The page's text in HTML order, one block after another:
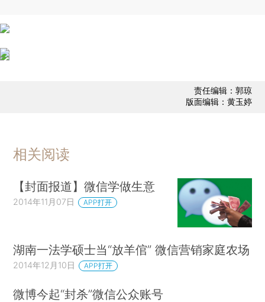
责任编辑：郭琼
版面编辑：黄玉婷
相关阅读
【封面报道】微信学做生意
2014年11月07日 APP打开
湖南一法学硕士当“放羊倌” 微信营销家庭农场
2014年12月10日 APP打开
微博今起“封杀”微信公众账号